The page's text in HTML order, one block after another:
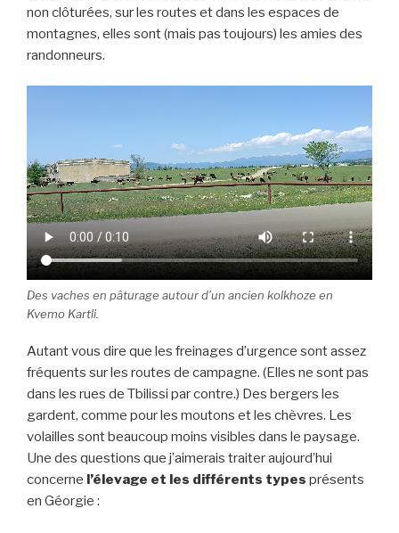
non clôturées, sur les routes et dans les espaces de
montagnes, elles sont (mais pas toujours) les amies des
randonneurs.
Des vaches en pâturage autour d’un ancien kolkhoze en
Kvemo Kartli.
Autant vous dire que les freinages d’urgence sont assez
fréquents sur les routes de campagne. (Elles ne sont pas
dans les rues de Tbilissi par contre.) Des bergers les
gardent, comme pour les moutons et les chèvres. Les
volailles sont beaucoup moins visibles dans le paysage.
Une des questions que j’aimerais traiter aujourd’hui
concerne l’élevage et les différents types présents
en Géorgie :